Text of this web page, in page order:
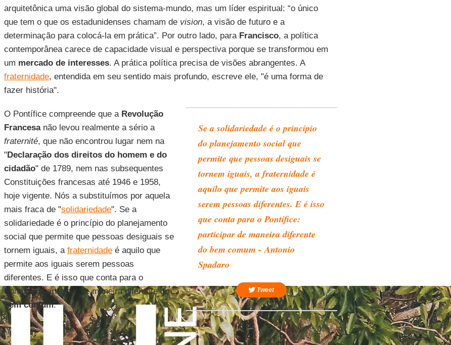
arquitetônica uma visão global do sistema-mundo, mas um líder espiritual: “o único
que tem o que os estadunidenses chamam de vision, a visão de futuro e a
determinação para colocá-la em prática”. Por outro lado, para Francisco, a política
contemporânea carece de capacidade visual e perspectiva porque se transformou em
um mercado de interesses. A prática política precisa de visões abrangentes. A
fraternidade, entendida em seu sentido mais profundo, escreve ele, "é uma forma de
fazer história".
Se a solidariedade é o princípio
do planejamento social que
permite que pessoas desiguais se
tornem iguais, a fraternidade é
aquilo que permite aos iguais
serem pessoas diferentes. E é isso
que conta para o Pontífice:
participar de maneira diferente
do bem comum - Antonio
Spadaro
Tweet
O Pontífice compreende que a Revolução
Francesanão levou realmente a sério a
fraternité, que não encontrou lugar nem na
"Declaração dos direitos do homem e do
cidadão" de 1789, nem nas subsequentes
Constituições francesas até 1946 e 1958,
hoje vigente. Nós a substituímos por aquela
mais fraca de "solidariedade". Se a
solidariedade é o princípio do planejamento
social que permite que pessoas desiguais se
tornem iguais, a fraternidadeé aquilo que
permite aos iguais serem pessoas
diferentes. E é isso que conta para o
Pontífice: participar de maneira diferente do
bem comum.